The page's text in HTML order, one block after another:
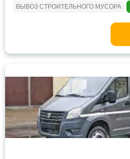
ВЫВОЗ СТРОИТЕЛЬНОГО МУСОРА